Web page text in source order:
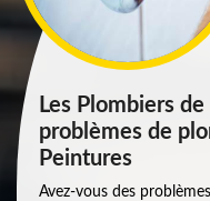
Les Plombiers
problèmes de
Peintures
Avez-vous des